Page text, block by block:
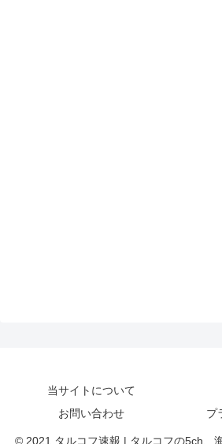
当サイトについて
お問い合わせ
プ
© 2021 タルコフ速報 | タルコフの5ch、